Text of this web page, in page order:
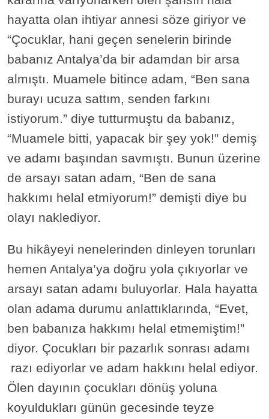
hayatta olan ihtiyar annesi söze giriyor ve
“Çocuklar, hani geçen senelerin birinde
babanız Antalya’da bir adamdan bir arsa
almıştı. Muamele bitince adam, “Ben sana
burayı ucuza sattım, senden farkını
istiyorum.” diye tutturmuştu da babanız,
“Muamele bitti, yapacak bir şey yok!” demiş
ve adamı başından savmıştı. Bunun üzerine
de arsayı satan adam, “Ben de sana
hakkımı helal etmiyorum!” demişti diye bu
olayı naklediyor.
Bu hikâyeyi nenelerinden dinleyen torunları
hemen Antalya’ya doğru yola çıkıyorlar ve
arsayı satan adamı buluyorlar. Hala hayatta
olan adama durumu anlattıklarında, “Evet,
ben babanıza hakkımı helal etmemiştim!”
diyor. Çocukları bir pazarlık sonrası adamı
razı ediyorlar ve adam hakkını helal ediyor.
Ölen dayının çocukları dönüş yoluna
koyuldukları günün gecesinde teyze